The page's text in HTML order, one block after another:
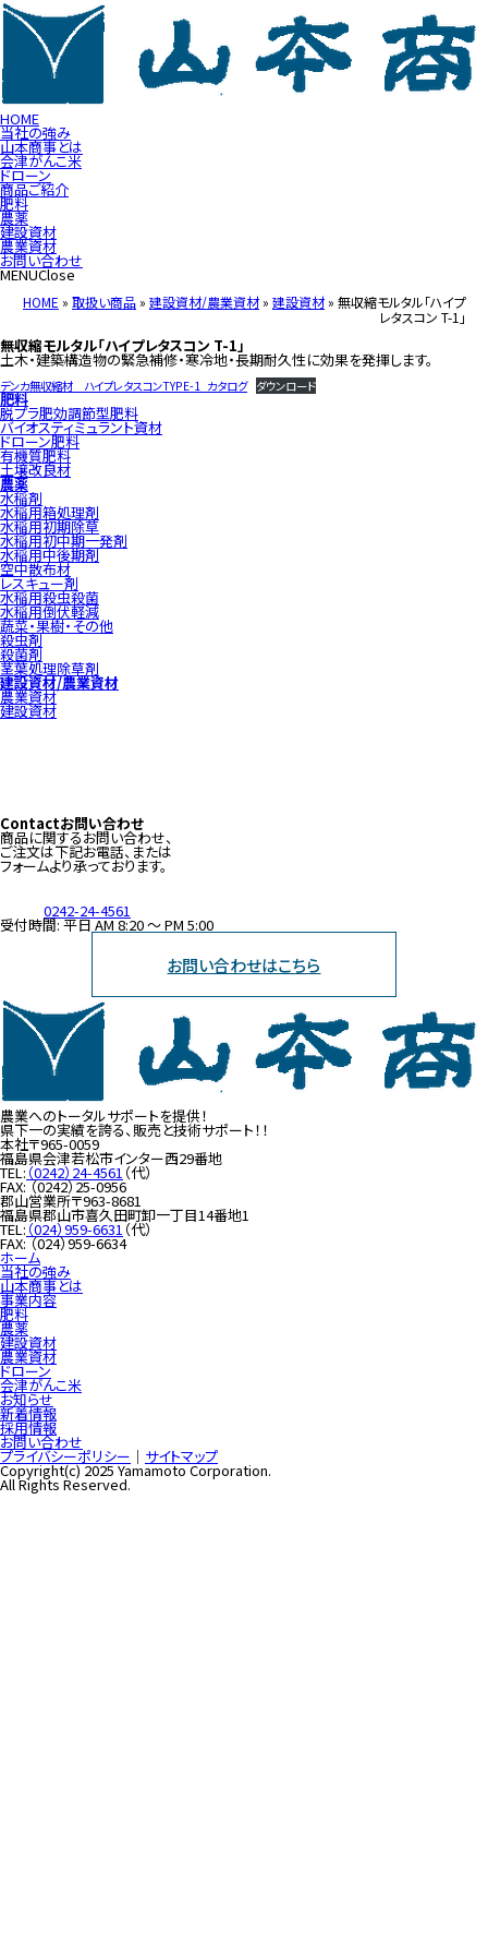
HOME
当社の強み
山本商事とは
会津がんこ米
ドローン
商品ご紹介
肥料
農薬
建設資材
農業資材
お問い合わせ
MENUClose
HOME » 取扱い商品» 建設資材/農業資材» 建設資材» 無収縮モルタル「ハイプ
レタスコン T-1」
無収縮モルタル「ハイプレタスコン T-1」
土木・建築構造物の緊急補修・寒冷地・長期耐久性に効果を発揮します。
デンカ無収縮材 ハイプレタスコンTYPE-1_カタログ ダウンロード
肥料
脱プラ肥効調節型肥料
バイオスティミュラント資材
ドローン肥料
有機質肥料
土壌改良材
農薬
水稲剤
水稲用箱処理剤
水稲用初期除草
水稲用初中期一発剤
水稲用中後期剤
空中散布材
レスキュー剤
水稲用殺虫殺菌
水稲用倒伏軽減
蔬菜・果樹・その他
殺虫剤
殺菌剤
茎葉処理除草剤
建設資材/農業資材
農業資材
建設資材
Contactお問い合わせ
商品に関するお問い合わせ、
ご注文は下記お電話、または
フォームより承っております。
0242-24-4561
受付時間: 平日 AM 8:20 〜 PM 5:00
お問い合わせはこちら
農業へのトータルサポートを提供！
県下一の実績を誇る、販売と技術サポート！！
本社〒965-0059
福島県会津若松市インター西29番地
TEL:（0242）24-4561 （代）
FAX: （0242）25-0956
郡山営業所〒963-8681
福島県郡山市喜久田町卸一丁目14番地1
TEL:（024）959-6631（代）
FAX: （024）959-6634
ホーム
当社の強み
山本商事とは
事業内容
肥料
農薬
建設資材
農業資材
ドローン
会津がんこ米
お知らせ
新着情報
採用情報
お問い合わせ
プライバシーポリシー ｜ サイトマップ
Copyright(c) 2025 Yamamoto Corporation.
All Rights Reserved.